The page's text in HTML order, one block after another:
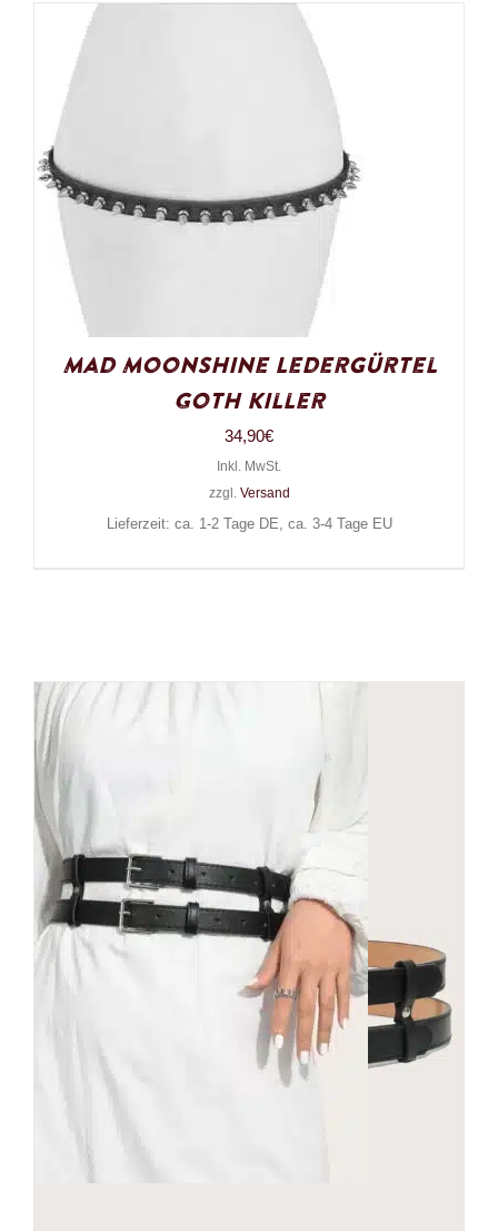
Mad Moonshine Ledergürtel
Goth Killer
34,90€
Inkl. MwSt.
zzgl. Versand
Lieferzeit: ca. 1-2 Tage DE, ca. 3-4 Tage EU